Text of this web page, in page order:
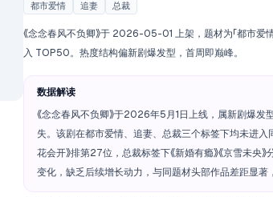
都市爱情 追妻 总裁
《念念春风不负卿》于 2026-05-01 上架，题材为「都市
入 TOP50。热度结构偏新剧爆发型，首周即巅峰。
数据解读
《念念春风不负卿》于2026年5月1日上线，属新剧
失。该剧在都市爱情、追妻、总裁三个标签下均未进入
花会开》排第27位，总裁标签下《新婚有瘾》《京雪未
变化，缺乏后续增长动力，与同题材头部作品差距显著